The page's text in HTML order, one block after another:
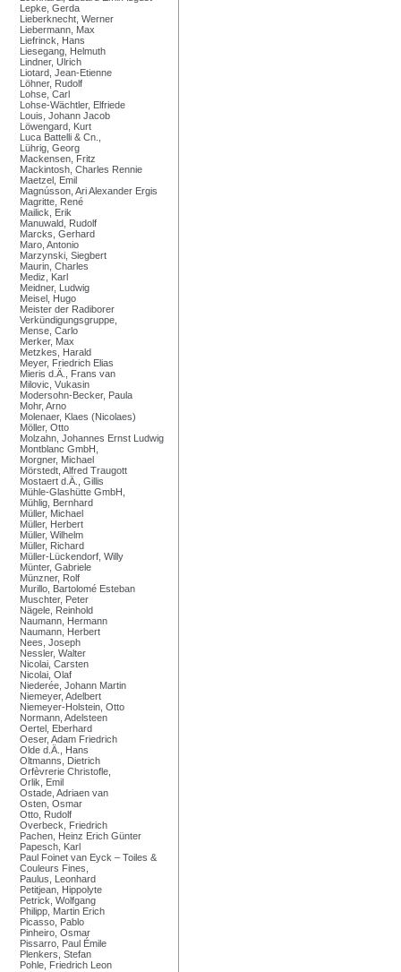
Lepke, Gerda
Lieberknecht, Werner
Liebermann, Max
Liefrinck, Hans
Liesegang, Helmuth
Lindner, Ulrich
Liotard, Jean-Etienne
Löhner, Rudolf
Lohse, Carl
Lohse-Wächtler, Elfriede
Louis, Johann Jacob
Löwengard, Kurt
Luca Battelli & Cn.,
Lührig, Georg
Mackensen, Fritz
Mackintosh, Charles Rennie
Maetzel, Emil
Magnússon, Ari Alexander Ergis
Magritte, René
Mailick, Erik
Manuwald, Rudolf
Marcks, Gerhard
Maro, Antonio
Marzynski, Siegbert
Maurin, Charles
Mediz, Karl
Meidner, Ludwig
Meisel, Hugo
Meister der Radiborer
Verkündigungsgruppe,
Mense, Carlo
Merker, Max
Metzkes, Harald
Meyer, Friedrich Elias
Mieris d.Ä., Frans van
Milovic, Vukasin
Modersohn-Becker, Paula
Mohr, Arno
Molenaer, Klaes (Nicolaes)
Möller, Otto
Molzahn, Johannes Ernst Ludwig
Montblanc GmbH,
Morgner, Michael
Mörstedt, Alfred Traugott
Mostaert d.Ä., Gillis
Mühle-Glashütte GmbH,
Mühlig, Bernhard
Müller, Michael
Müller, Herbert
Müller, Wilhelm
Müller, Richard
Müller-Lückendorf, Willy
Münter, Gabriele
Münzner, Rolf
Murillo, Bartolomé Esteban
Muschter, Peter
Nägele, Reinhold
Naumann, Hermann
Naumann, Herbert
Nees, Joseph
Nessler, Walter
Nicolai, Carsten
Nicolai, Olaf
Niederée, Johann Martin
Niemeyer, Adelbert
Niemeyer-Holstein, Otto
Normann, Adelsteen
Oertel, Eberhard
Oeser, Adam Friedrich
Olde d.Ä., Hans
Oltmanns, Dietrich
Orfèvrerie Christofle,
Orlik, Emil
Ostade, Adriaen van
Osten, Osmar
Otto, Rudolf
Overbeck, Friedrich
Pachen, Heinz Erich Günter
Papesch, Karl
Paul Foinet van Eyck – Toiles &
Couleurs Fines,
Paulus, Leonhard
Petitjean, Hippolyte
Petrick, Wolfgang
Philipp, Martin Erich
Picasso, Pablo
Pinheiro, Osmar
Pissarro, Paul Émile
Plenkers, Stefan
Pohle, Friedrich Leon